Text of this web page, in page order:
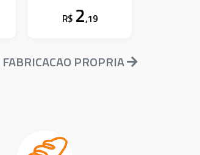
R$ 2,19
FABRICACAO PROPRIA